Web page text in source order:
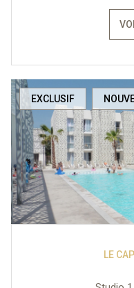
EXCLUSIF
LE